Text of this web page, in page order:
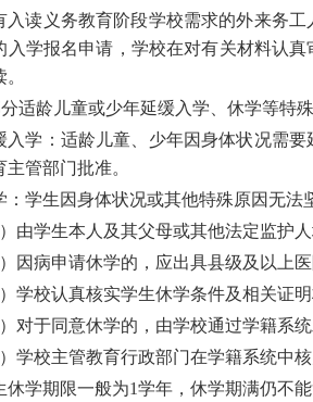
入读义务教育阶段学校需求的外来务
入学报名申请，学校在对有关材料认
适龄儿童或少年延缓入学、休学等特
入学：适龄儿童、少年因身体状况需
主管部门批准。
：学生因身体状况或其他特殊原因无法
由学生本人及其父母或其他法定监护
因病申请休学的，应出具县级及以上
学校认真核实学生休学条件及相关证
对于同意休学的，由学校通过学籍系
学校主管教育行政部门在学籍系统中核
休学期限一般为1学年，休学期满仍不